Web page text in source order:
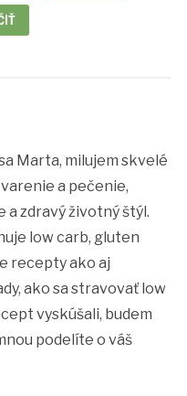
Marta, milujem skvelé
a pečenie,
zdravý životný štýl.
low carb, gluten
recepty ako aj
ako sa stravovať low
vyskúšali, budem
podelíte o váš